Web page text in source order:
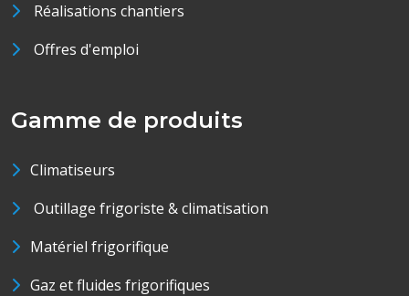
Réalisations chantiers
Offres d'emploi
Gamme de produits
Climatiseurs
Outillage frigoriste & climatisation
Matériel frigorifique
Gaz et fluides frigorifiques